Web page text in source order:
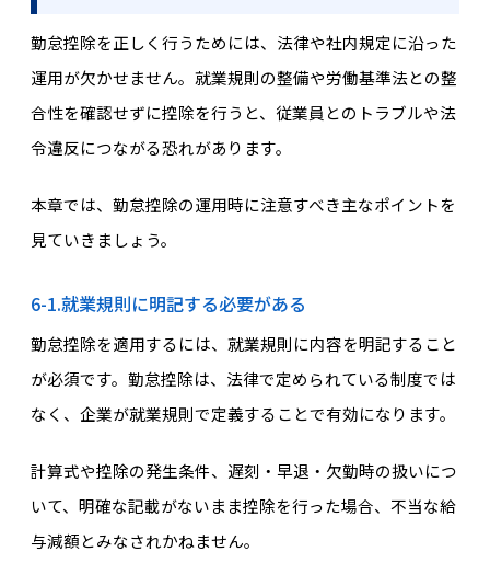
勤怠控除を正しく行うためには、法律や社内規定に沿った
運用が欠かせません。就業規則の整備や労働基準法との整
合性を確認せずに控除を行うと、従業員とのトラブルや法
令違反につながる恐れがあります。
本章では、勤怠控除の運用時に注意すべき主なポイントを
見ていきましょう。
6-1.就業規則に明記する必要がある
勤怠控除を適用するには、就業規則に内容を明記すること
が必須です。勤怠控除は、法律で定められている制度では
なく、企業が就業規則で定義することで有効になります。
計算式や控除の発生条件、遅刻・早退・欠勤時の扱いにつ
いて、明確な記載がないまま控除を行った場合、不当な給
与減額とみなされかねません。